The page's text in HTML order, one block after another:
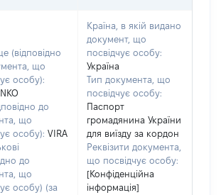
(відповідно
що
особу):
до
що
особу): VIRA
до
що
особу) (за
Країна, в якій видано
документ, що
посвідчує особу:
Україна
Тип документа, що
посвідчує особу:
Паспорт
громадянина України
для виїзду за кордон
Реквізити документа,
що посвідчує особу:
[Конфіденційна
інформація]